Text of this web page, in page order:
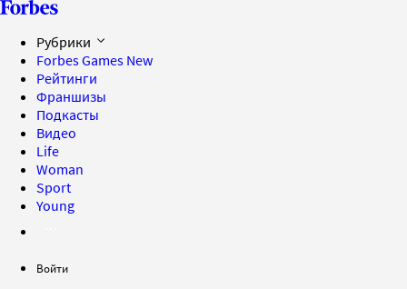
Рубрики
Forbes Games New
Рейтинги
Франшизы
Подкасты
Видео
Life
Woman
Sport
Young
Войти